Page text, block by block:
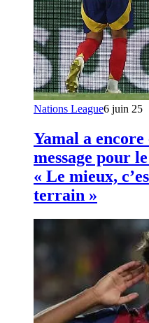
Nations League6 juin 25
Yamal a encore
message pour
« Le mieux,
terrain »